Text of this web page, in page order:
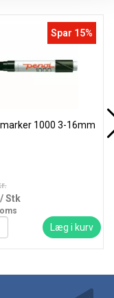
Spar 15%
1000 3-16mm
/ Stk
Læg i kurv